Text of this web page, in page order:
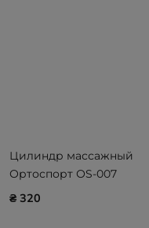
Цилиндр массажный
Ортоспорт ОS-007
Ortosport
₴ 320